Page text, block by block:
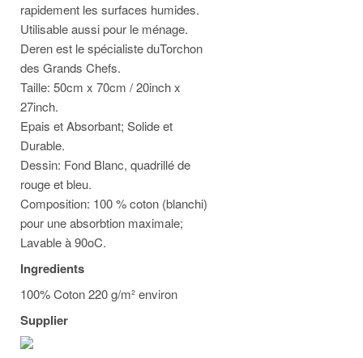
rapidement les surfaces humides.
Utilisable aussi pour le ménage.
Deren est le spécialiste duTorchon
des Grands Chefs.
Taille: 50cm x 70cm / 20inch x
27inch.
Epais et Absorbant; Solide et
Durable.
Dessin: Fond Blanc, quadrillé de
rouge et bleu.
Composition: 100 % coton (blanchi)
pour une absorbtion maximale;
Lavable à 90oC.
Ingredients
100% Coton 220 g/m² environ
Supplier